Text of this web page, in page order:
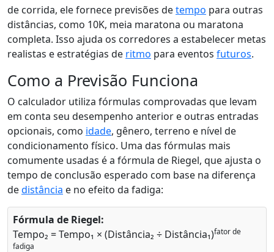
de corrida, ele fornece previsões detempo para outras
distâncias, como 10K, meia maratona ou maratona
completa. Isso ajuda os corredores a estabelecer metas
realistas e estratégias de ritmo para eventos futuros.
Como a Previsão Funciona
O calculador utiliza fórmulas comprovadas que levam
em conta seu desempenho anterior e outras entradas
opcionais, como idade, gênero, terreno e nível de
condicionamento físico. Uma das fórmulas mais
comumente usadas é a fórmula de Riegel, que ajusta o
tempo de conclusão esperado com base na diferença
dedistância e no efeito da fadiga:
Fórmula de Riegel:
Tempo₂ = Tempo₁ × (Distância₂ ÷ Distância₁)fator de
fadiga